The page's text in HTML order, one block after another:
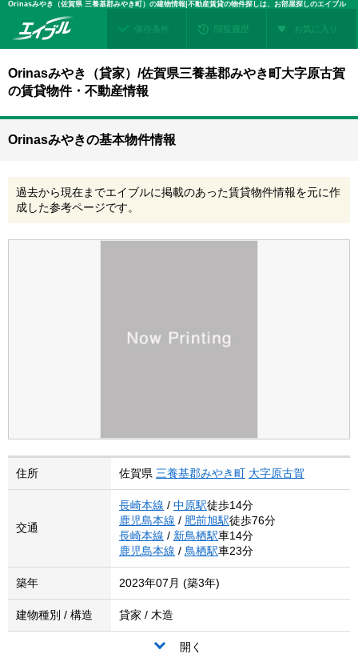
Orinasみやき（佐賀県 三養基郡みやき町）の建物情報|不動産賃貸の物件探しは、お部屋探しのエイブル
保存条件 閲覧履歴 お気に入り
Orinasみやき（貸家）/佐賀県三養基郡みやき町大字原古賀
の賃貸物件・不動産情報
Orinasみやきの基本物件情報
過去から現在までエイブルに掲載のあった賃貸物件情報を元に作
成した参考ページです。
住所 佐賀県 三養基郡みやき町 大字原古賀
交通
長崎本線 / 中原駅徒歩14分
鹿児島本線 / 肥前旭駅徒歩76分
長崎本線 / 新鳥栖駅車14分
鹿児島本線 / 鳥栖駅車23分
築年 2023年07月 (築3年)
建物種別 / 構造 貸家 / 木造
開く